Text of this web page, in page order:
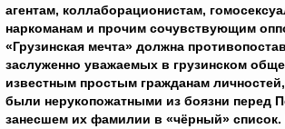
агентам, коллаборационистам,
наркоманам и прочим сочувствующим
«Грузинская мечта» должна
заслуженно уважаемых в грузинском
известным простым гражданам
были нерукопожатными из боязни перед
занесшем их фамилии в «чёрный» список.